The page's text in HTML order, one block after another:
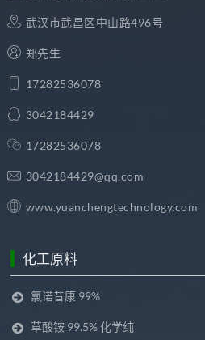
武汉市武昌区中山路496号
郑先生
17282536078
3042184429
17282536078
3042184429@qq.com
www.yuanchengtechnology.com
化工原料
氯诺昔康 99%
草酸铵 99.5% 化学纯